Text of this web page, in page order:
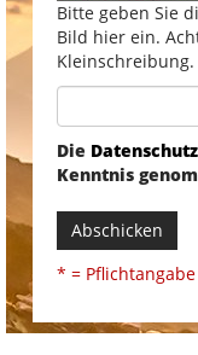
Bitte geben Sie
Bild hier ein.
Kleinschreibung.
Die
Kenntnis
Abschicken
* = Pflichtangabe